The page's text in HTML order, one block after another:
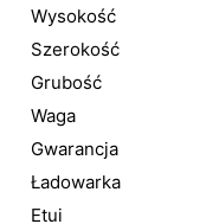
Wysokość
Szerokość
Grubość
Waga
Gwarancja
Ładowarka
Etui